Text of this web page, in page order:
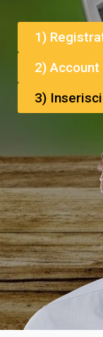
1)
2) Account
3)